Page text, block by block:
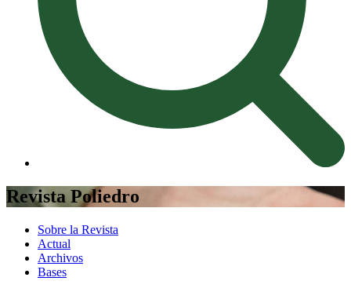
Revista Poliedro
Sobre la Revista
Actual
Archivos
Bases